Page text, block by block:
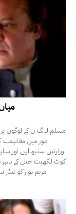
مسلم لیگ ن کے لوگوں پر
وزارتیں سنبھالیں اور
کوٹ لکھپت جیل کے باہر
مریم نواز کو